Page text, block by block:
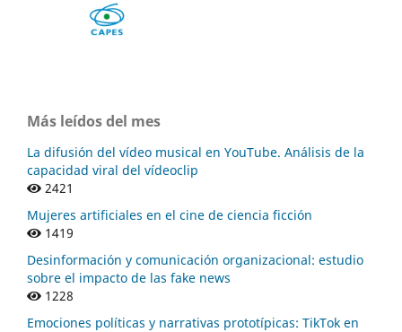
Más leídos del mes
La difusión del vídeo musical en YouTube. Análisis de la
capacidad viral del vídeoclip
2421
Mujeres artificiales en el cine de ciencia ficción
1419
Desinformación y comunicación organizacional: estudio
sobre el impacto de las fake news
1228
Emociones políticas y narrativas prototípicas: TikTok en